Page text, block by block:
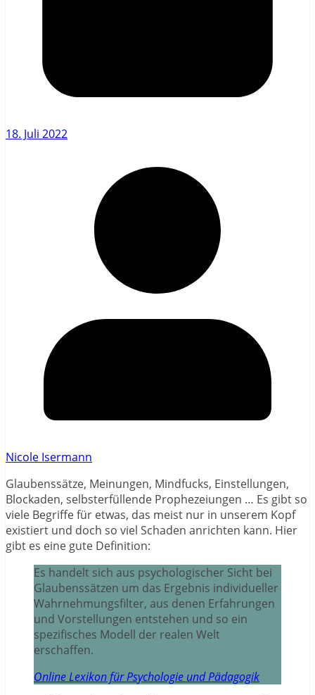
18. Juli 2022
Nicole Isermann
Glaubenssätze, Meinungen, Mindfucks, Einstellungen,
Blockaden, selbsterfüllende Prophezeiungen … Es gibt so
viele Begriffe für etwas, das meist nur in unserem Kopf
existiert und doch so viel Schaden anrichten kann. Hier
gibt es eine gute Definition:
Es handelt sich aus psychologischer Sicht bei
Glaubenssätzen um das Ergebnis individueller
Wahrnehmungsfilter, aus denen Erfahrungen
und Vorstellungen entstehen und so ein
spezifisches Modell der realen Welt
erschaffen.
Online Lexikon für Psychologie und Pädagogik